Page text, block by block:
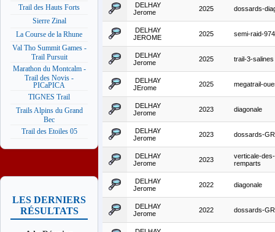
Trail des Hauts Forts
Sierre Zinal
La Course de la Rhune
Val Tho Summit Games -
Trail Pursuit
Marathon du Montcalm -
Trail des Novis -
PICaPICA
TIGNES Trail
Trails Alpins du Grand
Bec
Trail des Etoiles 05
LES DERNIERS
RÉSULTATS
DELHAY
Jerome
2025 dossards-
DELHAY
JEROME
2025 semi-raid-974
DELHAY
Jerome
2025 trail-3-salines
DELHAY
JErome
2025 megatrail-
DELHAY
Jerome
2023 diagonale
DELHAY
Jerome
2023 dossards-
DELHAY
Jerome
2023
verticale-des-
remparts
DELHAY
Jerome
2022 diagonale
DELHAY
Jerome
2022 dossards-